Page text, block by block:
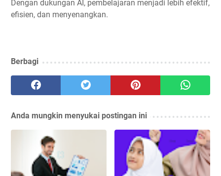
Dengan dukungan AI, pembelajaran menjadi lebih efektif,
efisien, dan menyenangkan.
Berbagi
Anda mungkin menyukai postingan ini